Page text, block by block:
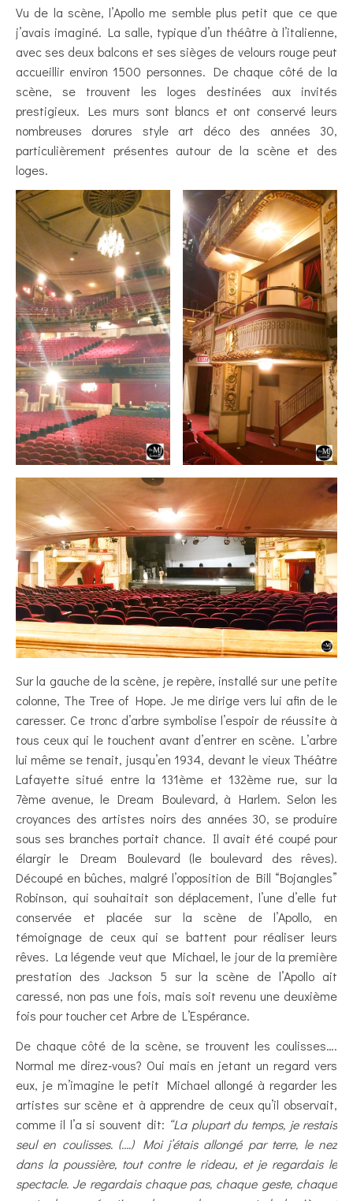
Vu de la scène, l’Apollo me semble plus petit que ce que
j’avais imaginé. La salle, typique d’un théâtre à l’italienne,
avec ses deux balcons et ses sièges de velours rouge peut
accueillir environ 1500 personnes. De chaque côté de la
scène, se trouvent les loges destinées aux invités
prestigieux. Les murs sont blancs et ont conservé leurs
nombreuses dorures style art déco des années 30,
particulièrement présentes autour de la scène et des
loges.
Sur la gauche de la scène, je repère, installé sur une petite
colonne, The Tree of Hope. Je me dirige vers lui afin de le
caresser. Ce tronc d’arbre symbolise l’espoir de réussite à
tous ceux qui le touchent avant d’entrer en scène. L’arbre
lui même se tenait, jusqu’en 1934, devant le vieux Théâtre
Lafayette situé entre la 131ème et 132ème rue, sur la
7ème avenue, le Dream Boulevard, à Harlem. Selon les
croyances des artistes noirs des années 30, se produire
sous ses branches portait chance. Il avait été coupé pour
élargir le Dream Boulevard (le boulevard des rêves).
Découpé en bûches, malgré l’opposition de Bill “Bojangles”
Robinson, qui souhaitait son déplacement, l’une d’elle fut
conservée et placée sur la scène de l’Apollo, en
témoignage de ceux qui se battent pour réaliser leurs
rêves. La légende veut que Michael, le jour de la première
prestation des Jackson 5 sur la scène de l’Apollo ait
caressé, non pas une fois, mais soit revenu une deuxième
fois pour toucher cet Arbre de L’Espérance.
De chaque côté de la scène, se trouvent les coulisses….
Normal me direz-vous? Oui mais en jetant un regard vers
eux, je m’imagine le petit Michael allongé à regarder les
artistes sur scène et à apprendre de ceux qu’il observait,
comme il l’a si souvent dit: “La plupart du temps, je restais
seul en coulisses. (….) Moi j’étais allongé par terre, le nez
dans la poussière, tout contre le rideau, et je regardais le
spectacle. Je regardais chaque pas, chaque geste, chaque